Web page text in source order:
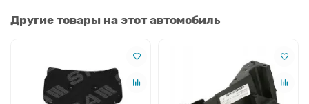
Другие товары на этот автомобиль